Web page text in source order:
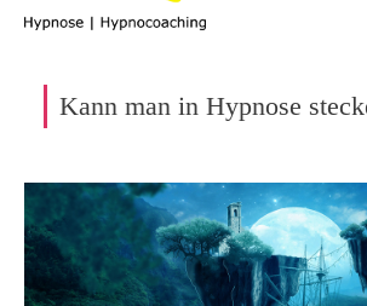
Kann man in Hypnose